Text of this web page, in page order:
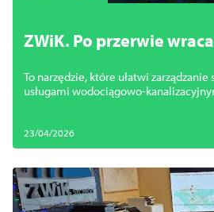
ZWiK. Po przerwie
To narzędzie, które ułatwi
usługami wodociągowo-
23/04/2026